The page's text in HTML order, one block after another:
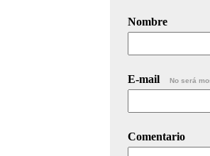
Nombre
E-mail No será
Comentario